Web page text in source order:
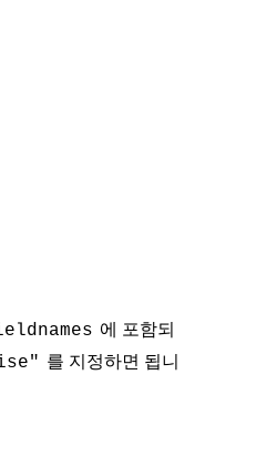
에 포함되
를 지정하면 됩니